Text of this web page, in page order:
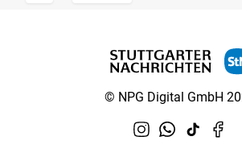
© NPG Digital GmbH